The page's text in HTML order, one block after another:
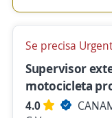
Se precisa
Supervisor
motocicleta
4.0